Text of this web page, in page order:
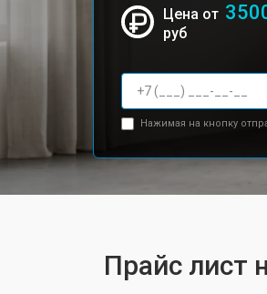
Цена от
руб
Нажимая на кнопку
Прайс лист